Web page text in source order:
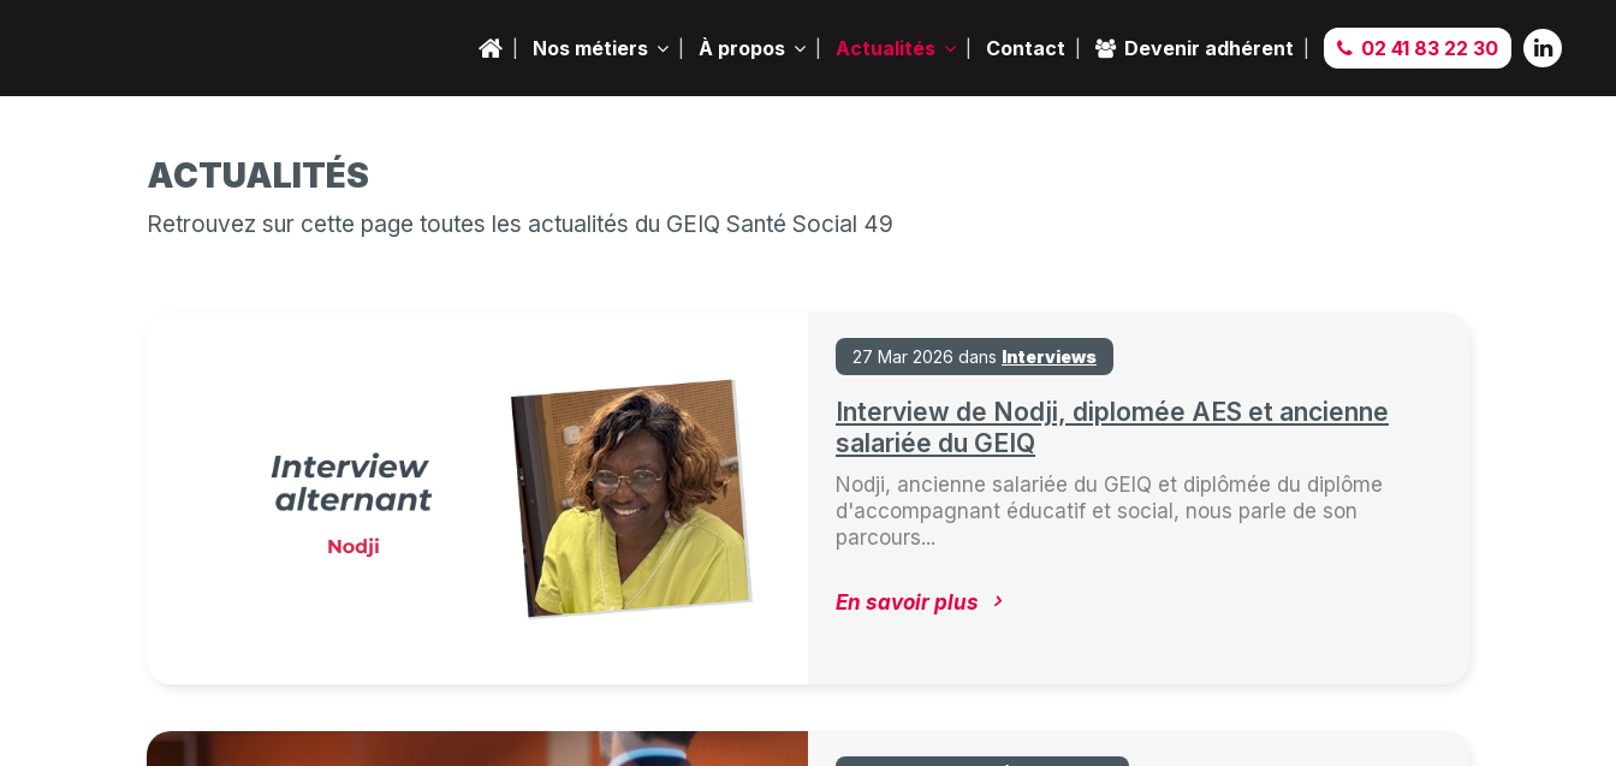
Nos métiers À propos Actualités Contact Devenir adhérent 02 41 83 22 30
ACTUALITÉS
Retrouvez sur cette page toutes les actualités du GEIQ Santé Social 49
27 Mar 2026 dans Interviews
Interview de Nodji, diplomée AES et ancienne
salariée du GEIQ
Nodji, ancienne salariée du GEIQ et diplômée du diplôme
d'accompagnant éducatif et social, nous parle de son
parcours...
En savoir plus